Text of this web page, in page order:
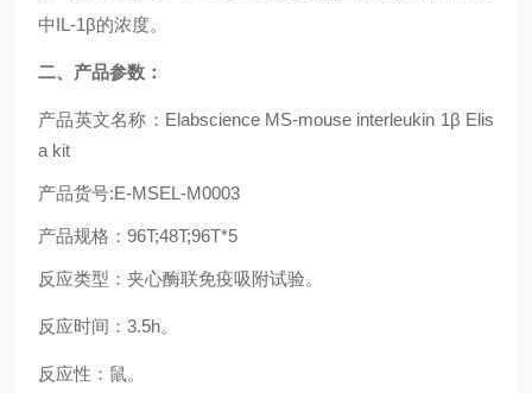
中IL-1β的浓度。
二、 产品参数 ：
产品英文名称： Elabscience MS-mouse interleukin 1β Elis
a kit
产品货号:E-MSEL-M0003
产品规格： 96T;48T;96T*5
反应类型：夹心酶联免疫吸附试验。
反应时间： 3.5h。
反应性：鼠。